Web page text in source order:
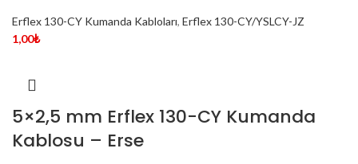
Erflex 130-CY Kumanda Kabloları, Erflex 130-CY/YSLCY-JZ
1,00₺
5×2,5 mm Erflex 130-CY Kumanda
Kablosu – Erse